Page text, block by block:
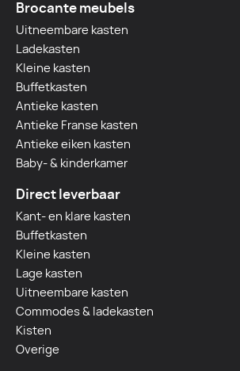
Brocante meubels
Uitneembare kasten
Ladekasten
Kleine kasten
Buffetkasten
Antieke kasten
Antieke Franse kasten
Antieke eiken kasten
Baby- & kinderkamer
Direct leverbaar
Kant- en klare kasten
Buffetkasten
Kleine kasten
Lage kasten
Uitneembare kasten
Commodes & ladekasten
Kisten
Overige